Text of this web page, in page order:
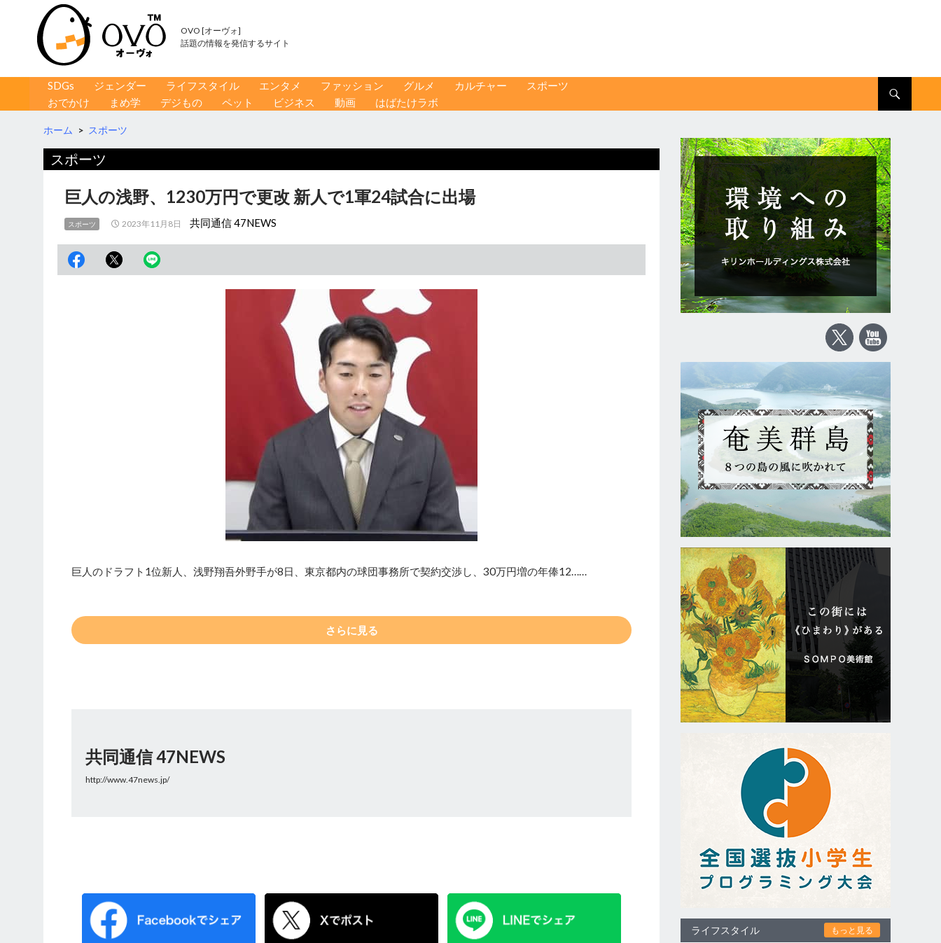
OVO [オーヴォ]
話題の情報を発信するサイト
コンテンツへ移動
SDGs ジェンダー ライフスタイル エンタメ ファッション グルメ カルチャー
スポーツ
おでかけ
まめ学 デジもの ペット ビジネス 動画 はばたけラボ
ホーム > スポーツ
スポーツ
巨人の浅野、1230万円で更改 新人で1軍24試合に出場
スポーツ 2023年11月8日 共同通信 47NEWS
巨人のドラフト1位新人、浅野翔吾外野手が8日、東京都内の球団事務所で契約交渉し、30万円増の年俸12……
さらに見る
共同通信 47NEWS
http://www.47news.jp/
ライフスタイル もっと見る